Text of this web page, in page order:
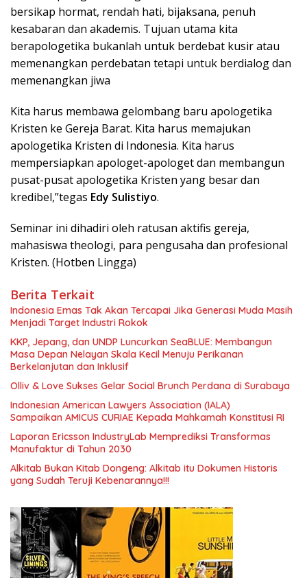
bersikap hormat, rendah hati, bijaksana, penuh
kesabaran dan akademis. Tujuan utama kita
berapologetika bukanlah untuk berdebat kusir atau
memenangkan perdebatan tetapi untuk berdialog dan
memenangkan jiwa
Kita harus membawa gelombang baru apologetika
Kristen ke Gereja Barat. Kita harus memajukan
apologetika Kristen di Indonesia. Kita harus
mempersiapkan apologet-apologet dan membangun
pusat-pusat apologetika Kristen yang besar dan
kredibel,”tegas Edy Sulistiyo.
Seminar ini dihadiri oleh ratusan aktifis gereja,
mahasiswa theologi, para pengusaha dan profesional
Kristen. (Hotben Lingga)
Berita Terkait
Indonesia Emas Tak Akan Tercapai Jika Generasi Muda Masih
Menjadi Target Industri Rokok
KKP, Jepang, dan UNDP Luncurkan SeaBLUE: Membangun
Masa Depan Nelayan Skala Kecil Menuju Perikanan
Berkelanjutan dan Inklusif
Olliv & Love Sukses Gelar Social Brunch Perdana di Surabaya
Indonesian American Lawyers Association (IALA)
Laporan Ericsson IndustryLab Memprediksi Transformas
Manufaktur di Tahun 2030
Alkitab Bukan Kitab Dongeng: Alkitab itu Dokumen Historis
yang Sudah Teruji Kebenarannya!!!